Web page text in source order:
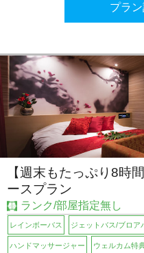
プラ
【週末もたっぷり8時
ースプラン
ランク/部屋指定無し
レインボーバス ジェットバス/ブロア
ハンドマッサージャー ウェルカム特